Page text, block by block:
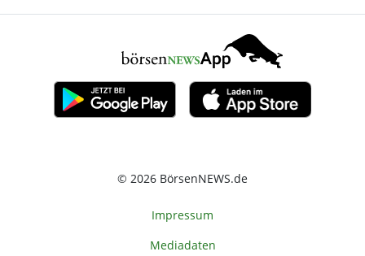
© 2026 BörsenNEWS.de
Impressum
Mediadaten